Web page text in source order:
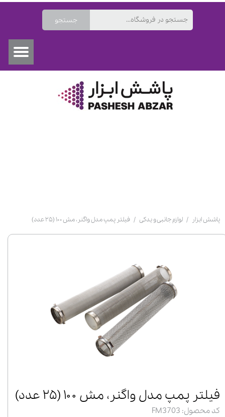
جستجو
پاشش ابزار لوازم جانبی و یدکی فیلتر پمپ مدل واگنر، مش ۱۰۰ (۲۵ عدد)
فیلتر پمپ مدل واگنر، مش ۱۰۰ (۲۵ عدد)
کد محصول: FM3703